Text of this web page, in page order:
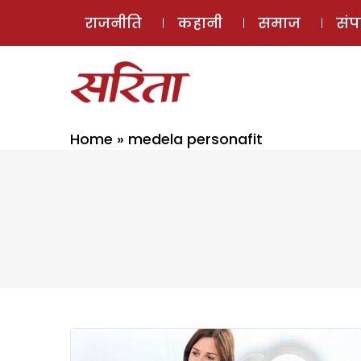
राजनीति कहानी समाज
Home » medela personafit